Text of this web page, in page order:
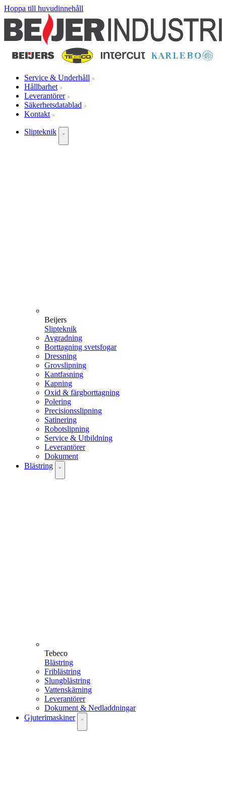
Hoppa till huvudinnehåll
Service & Underhåll
Hållbarhet
Leverantörer
Säkerhetsdatablad
Kontakt
Slipteknik
Beijers
Slipteknik
Avgradning
Borttagning svetsfogar
Dressning
Grovslipning
Kantfasning
Kapning
Oxid & färgborttagning
Polering
Precisionsslipning
Satinering
Robotslipning
Service & Utbildning
Leverantörer
Dokument
Blästring
Tebeco
Blästring
Friblästring
Slungblästring
Vattenskärning
Leverantörer
Dokument & Nedladdningar
Gjuterimaskiner